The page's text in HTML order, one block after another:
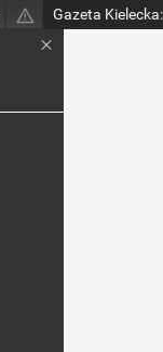
Gazeta